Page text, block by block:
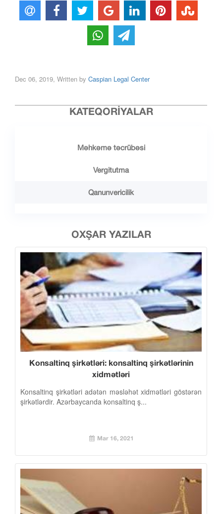
Dec 06, 2019, Written by Caspian Legal Center
KATEQORIYALAR
Məhkəmə təcrübəsi
Vergitutma
Qanunvericilik
OXŞAR YAZILAR
Konsaltinq şirkətləri: konsaltinq şirkətlərinin
xidmətləri
Konsaltinq şirkətləri adətən məsləhət xidmətləri göstərən
şirkətlərdir. Azərbaycanda konsaltinq ş...
Mar 16, 2021